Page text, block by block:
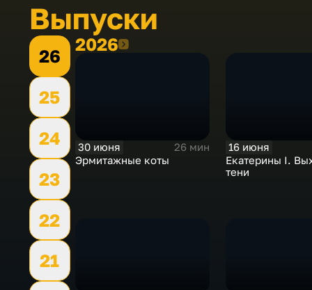
Выпуски
26
25
24
23
22
21
20262026
30 июня
26 мин
Эрмитажные коты
16 июня
Екатерины I.
тени